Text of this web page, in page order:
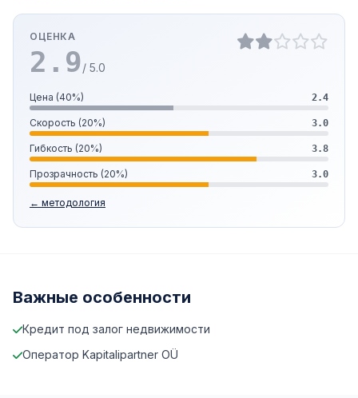
ОЦЕНКА
2.9/ 5.0
Цена (40%) 2.4
Скорость (20%) 3.0
Гибкость (20%) 3.8
Прозрачность (20%) 3.0
← методология
Важные особенности
Кредит под залог недвижимости
Оператор Kapitalipartner OÜ